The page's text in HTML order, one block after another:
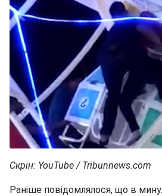
Скрін: YouTube / Tribunnews.com
Раніше повідомлялося, що в